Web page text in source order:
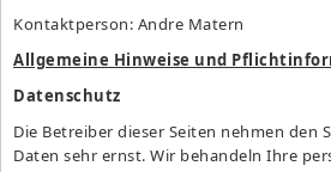
Kontaktperson: Andre Matern
Allgemeine Hinweise und
Datenschutz
Die Betreiber dieser Seiten nehmen den
Daten sehr ernst. Wir behandeln Ihre